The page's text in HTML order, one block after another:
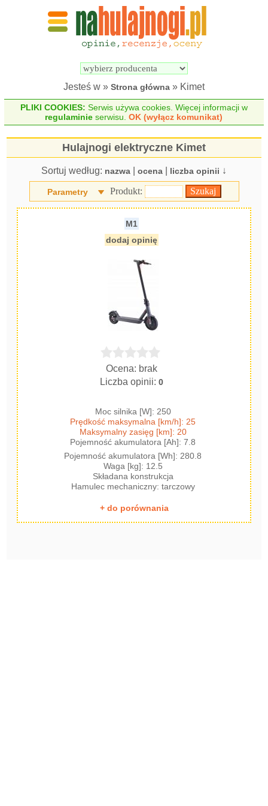
Wyszukiwarka
elektrycznych
Jesteś w » Strona główna » Kimet
PLIKI COOKIES: Serwis używa cookies. Więcej informacji w
regulaminie serwisu.OK (wyłącz komunikat)
Hulajnogi elektryczne Kimet
Sortuj według: nazwa ocena liczba opinii ↓
Parametry Produkt:
M1
dodaj opinię
Ocena: brak
Liczba opinii:0
Moc silnika [W]: 250
Prędkość maksymalna [km/h]: 25
Maksymalny zasięg [km]: 20
Pojemność akumulatora [Ah]: 7.8
Pojemność akumulatora [Wh]: 280.8
Waga [kg]: 12.5
Składana konstrukcja
Hamulec mechaniczny: tarczowy
+ do porównania